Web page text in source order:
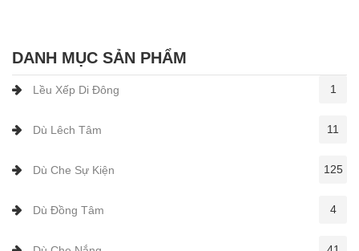
DANH MỤC SẢN PHẨM
Lều Xếp Di Đông 1
Dù Lêch Tâm 11
Dù Che Sự Kiện 125
Dù Đồng Tâm 4